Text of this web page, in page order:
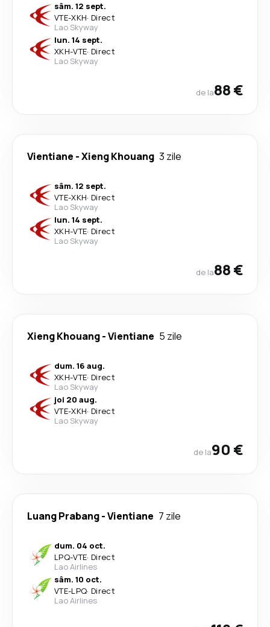
sâm. 12 sept.
VTE-XKH· Direct
Lao Skyway
lun. 14 sept.
XKH-VTE· Direct
Lao Skyway
de la88 €
Vientiane -Xieng Khouang 3 zile
sâm. 12 sept.
VTE-XKH· Direct
Lao Skyway
lun. 14 sept.
XKH-VTE· Direct
Lao Skyway
de la88 €
Xieng Khouang-Vientiane 5 zile
dum. 16 aug.
XKH-VTE· Direct
Lao Skyway
joi 20 aug.
VTE-XKH· Direct
Lao Skyway
de la90 €
Luang Prabang-Vientiane 7 zile
dum. 04 oct.
LPQ-VTE· Direct
Lao Airlines
sâm. 10 oct.
VTE-LPQ· Direct
Lao Airlines